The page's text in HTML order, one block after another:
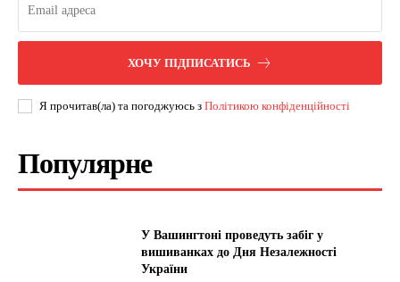
ХОЧУ ПІДПИСАТИСЬ
Я прочитав(ла) та погоджуюсь з Політикою конфіденційності
Популярне
У Вашингтоні проведуть забіг у
вишиванках до Дня Незалежності
України